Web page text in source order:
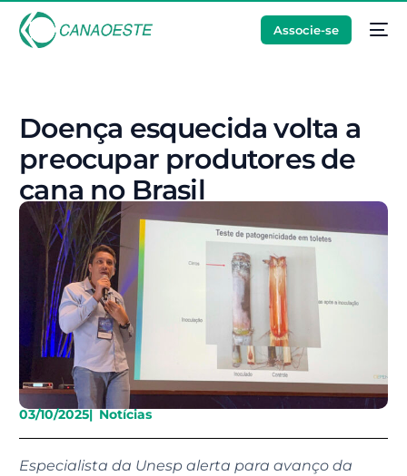
Associe-se
Doença esquecida volta a
preocupar produtores de
cana no Brasil
03/10/2025| Notícias
Especialista da Unesp alerta para avanço da